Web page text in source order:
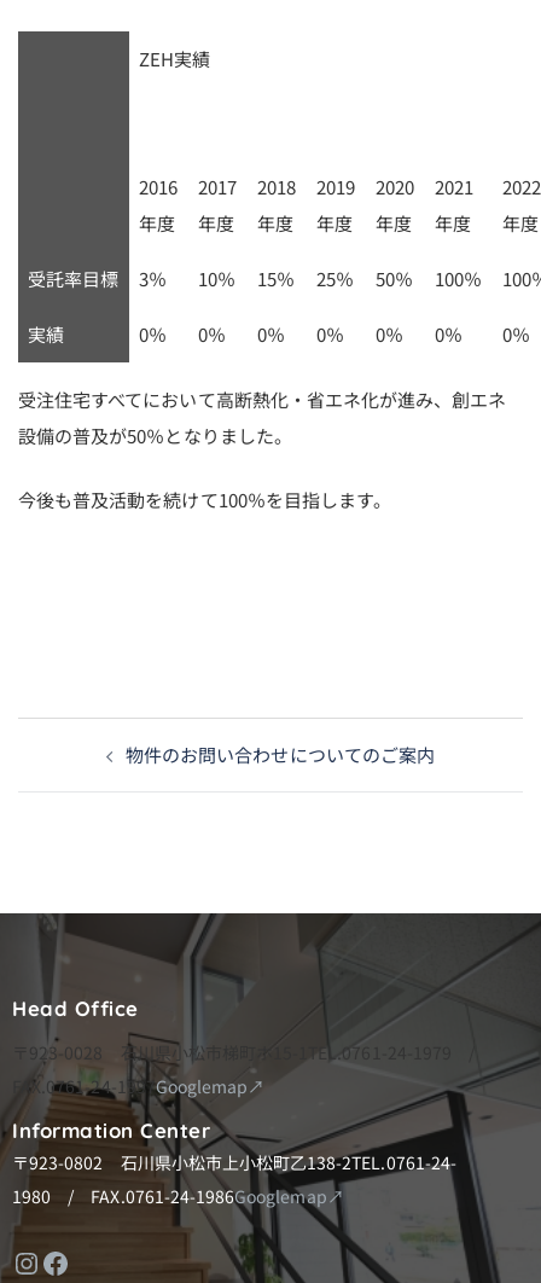
ZEH実績
2016
年度
2017
年度
2018
年度
2019
年度
2020
年度
2021
年度
2022
年度
受託率目標 3％ 10％ 15％ 25％ 50％ 100％ 100
実績 0％ 0％ 0％ 0％ 0％ 0％ 0％
受注住宅すべてにおいて高断熱化・省エネ化が進み、創エネ
設備の普及が50％となりました。
今後も普及活動を続けて100％を目指します。
ー
ョ
ン
物件のお問い合わせについてのご案内
Head Office
〒923-0028 石川県小松市梯町ホ15-1
TEL.0761-24-1979 /
FAX.0761-24-1997Googlemap↗
Information Center
〒923-0802 石川県小松市上小松町乙138-2TEL.0761-24-
1980 / FAX.0761-24-1986Googlemap↗
Instagram
Facebook